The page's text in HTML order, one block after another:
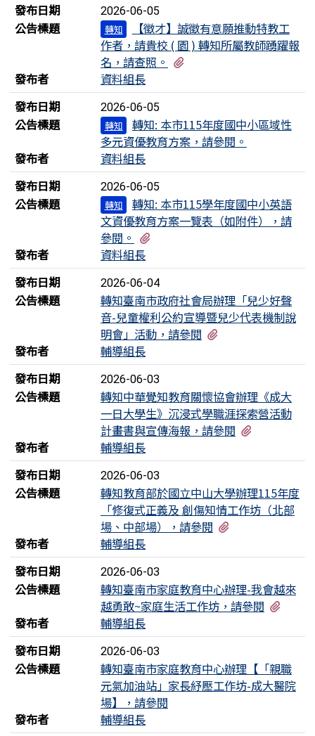
發布日期
2026-06-05
公告標題 轉知
【徵才】誠徵有意願推動特教⼯
作者，請貴校 ( 園 ) 轉知所屬教師踴躍報
名，請查照。
發布者
資料組長
發布日期
2026-06-05
公告標題 轉知
轉知: 本市115年度國中小區域性
多元資優教育方案，請參閱。
發布者
資料組長
發布日期
2026-06-05
公告標題 轉知
轉知: 本市115學年度國中小英語
文資優教育方案一覽表（如附件），請
參閱。
發布者
資料組長
發布日期
2026-06-04
公告標題
轉知臺南市政府社會局辦理「兒少好聲
音-兒童權利公約宣導暨兒少代表機制說
明會」活動，請參閱
發布者
輔導組長
發布日期
2026-06-03
公告標題
轉知中華覺知教育關懷協會辦理《成大
一日大學生》沉浸式學職涯探索營活動
計畫書與宣傳海報，請參閱
發布者
輔導組長
發布日期
2026-06-03
公告標題
轉知教育部於國立中山大學辦理115年度
「修復式正義及 創傷知情工作坊（北部
場、中部場），請參閱
發布者
輔導組長
發布日期
2026-06-03
公告標題
轉知臺南市家庭教育中心辦理-我會越來
越勇敢~家庭生活工作坊，請參閱
發布者
輔導組長
發布日期
2026-06-03
公告標題
轉知臺南市家庭教育中心辦理【「親職
元氣加油站」家長紓壓工作坊-成大醫院
場】，請參閱
發布者
輔導組長